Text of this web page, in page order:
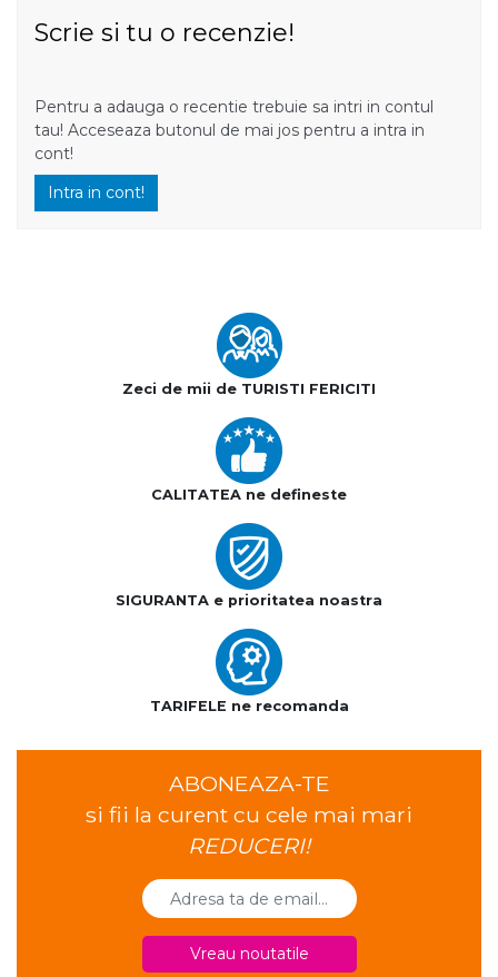
Scrie si tu o recenzie!
Pentru a adauga o recentie trebuie sa intri in contul
tau! Acceseaza butonul de mai jos pentru a intra in
cont!
Intra in cont!
Zeci de mii de TURISTI FERICITI
CALITATEA ne defineste
SIGURANTA e prioritatea noastra
TARIFELE ne recomanda
ABONEAZA-TE
si fii la curent cu cele mai mari
REDUCERI!
Vreau noutatile